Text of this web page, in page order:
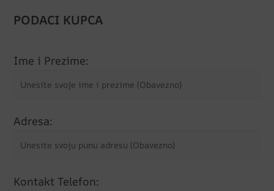
PODACI KUPCA
Ime i Prezime:
Adresa:
Kontakt Telefon: